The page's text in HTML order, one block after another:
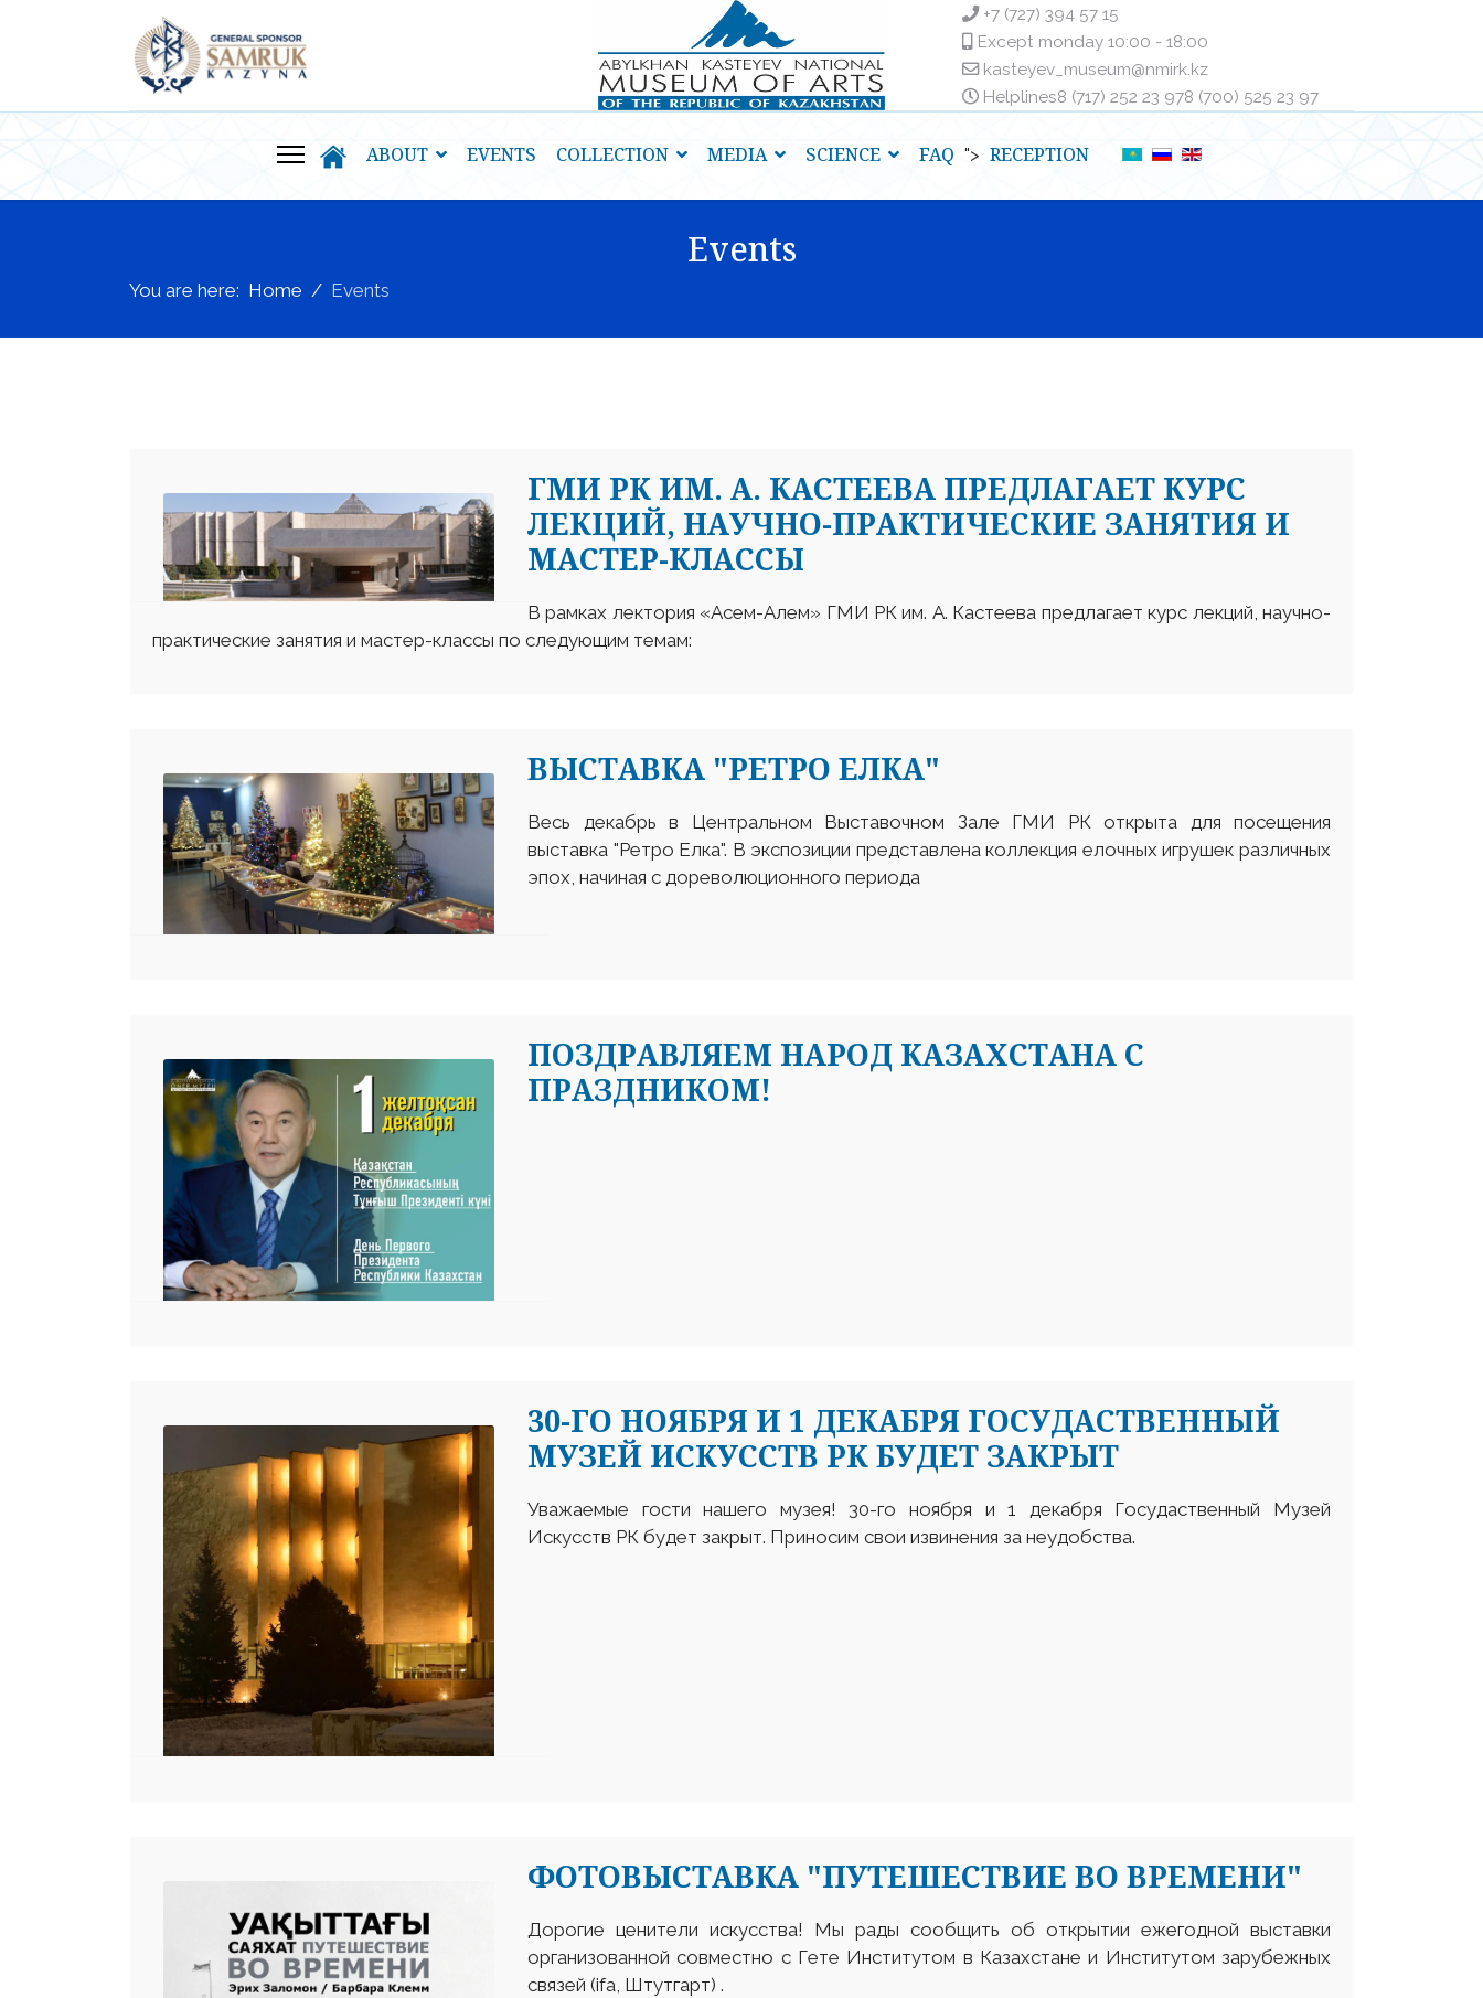
+7 (727) 394 57 15
Except monday 10:00 - 18:00
kasteyev_museum@nmirk.kz
Helplinesㅤ8 (717) 252 23 97ㅤㅤ8 (700) 525 23 97
ABOUT EVENTS COLLECTION MEDIA SCIENCE FAQ "> RECEPTION
Events
You are here: Home Events
ГМИ РК ИМ. А. КАСТЕЕВА ПРЕДЛАГАЕТ КУРС
ЛЕКЦИЙ, НАУЧНО-ПРАКТИЧЕСКИЕ ЗАНЯТИЯ И
МАСТЕР-КЛАССЫ
В рамках лектория «Асем-Алем» ГМИ РК им. А. Кастеева предлагает курс лекций, научно-
практические занятия и мастер-классы по следующим темам:
ВЫСТАВКА "РЕТРО ЕЛКА"
Весь декабрь в Центральном Выставочном Зале ГМИ РК открыта для посещения
выставка "Ретро Елка". В экспозиции представлена коллекция елочных игрушек различных
эпох, начиная с дореволюционного периода
ПОЗДРАВЛЯЕМ НАРОД КАЗАХСТАНА С
ПРАЗДНИКОМ!
30-ГО НОЯБРЯ И 1 ДЕКАБРЯ ГОСУДАСТВЕННЫЙ
МУЗЕЙ ИСКУССТВ РК БУДЕТ ЗАКРЫТ
Уважаемые гости нашего музея! 30-го ноября и 1 декабря Госудаственный Музей
Искусств РК будет закрыт. Приносим свои извинения за неудобства.
ФОТОВЫСТАВКА "ПУТЕШЕСТВИЕ ВО ВРЕМЕНИ"
Дорогие ценители искусства! Мы рады сообщить об открытии ежегодной выставки
организованной совместно с Гете Институтом в Казахстане и Институтом зарубежных
связей (ifa, Штутгарт) .